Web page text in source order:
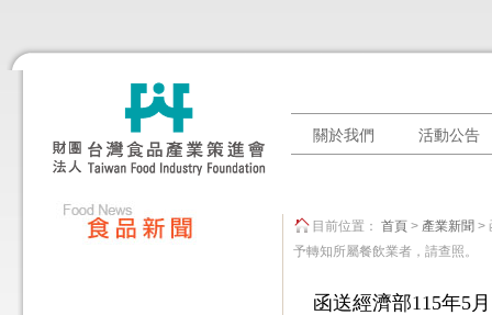
關於我們 活動公告
目前位置：首頁 > 產業新聞 >
予轉知所屬餐飲業者，請查照。
函送經濟部115年5